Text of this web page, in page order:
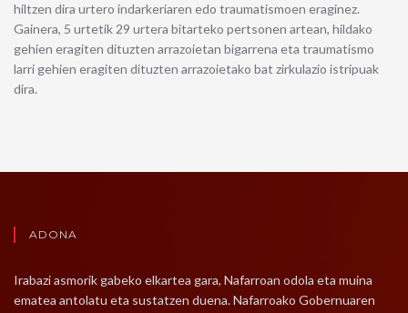
hiltzen dira urtero indarkeriaren edo traumatismoen eraginez.
Gainera, 5 urtetik 29 urtera bitarteko pertsonen artean, hildako
gehien eragiten dituzten arrazoietan bigarrena eta traumatismo
larri gehien eragiten dituzten arrazoietako bat zirkulazio istripuak
dira.
ADONA
Irabazi asmorik gabeko elkartea gara, Nafarroan odola eta muina
ematea antolatu eta sustatzen duena. Nafarroako Gobernuaren